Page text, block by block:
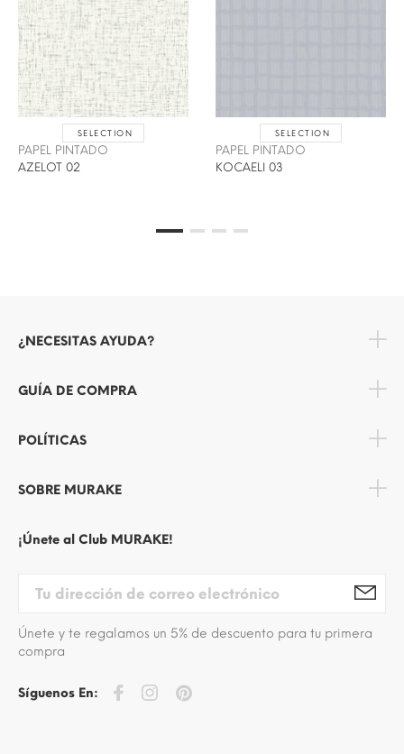
SELECTION
PAPEL PINTADO
AZELOT 02
SELECTION
PAPEL PINTADO
KOCAELI 03
¿NECESITAS AYUDA?
GUÍA DE COMPRA
POLÍTICAS
SOBRE MURAKE
¡Únete al Club MURAKE!
Únete y te regalamos un 5% de descuento para tu primera
compra
Síguenos En: